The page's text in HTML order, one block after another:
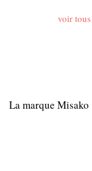
voir
La marque Misako